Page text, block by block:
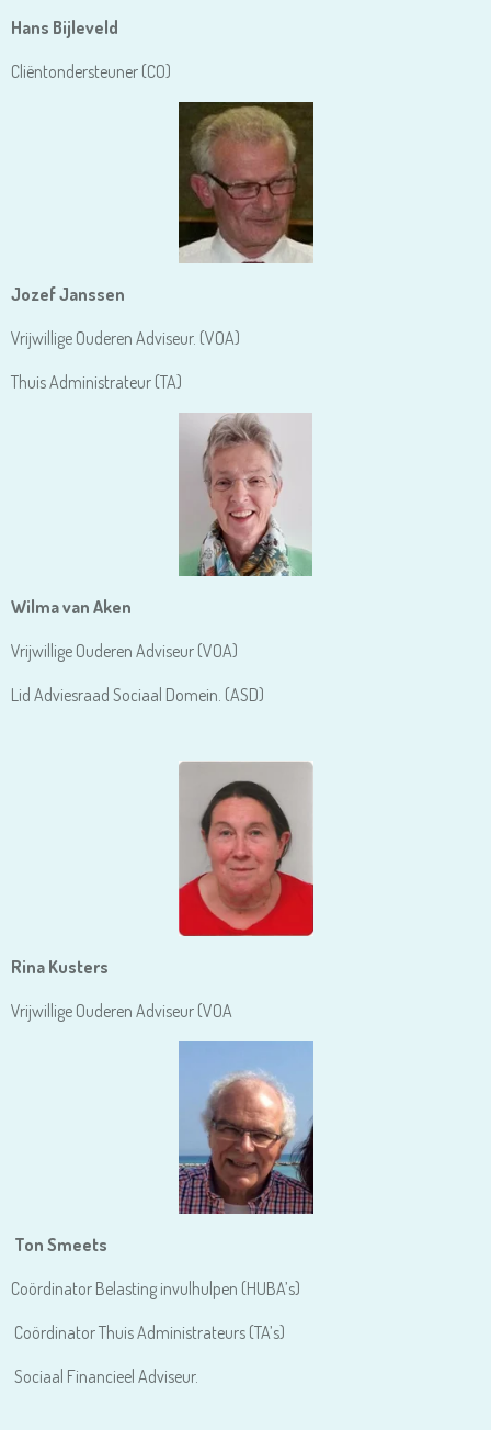
Hans Bijleveld
Cliëntondersteuner (CO)
Jozef Janssen
Vrijwillige Ouderen Adviseur. (VOA)
Thuis Administrateur (TA)
Wilma van Aken
Vrijwillige Ouderen Adviseur (VOA)
Lid Adviesraad Sociaal Domein. (ASD)
Rina Kusters
Vrijwillige Ouderen Adviseur (VOA
Ton Smeets
Coördinator Belasting invulhulpen (HUBA’s)
Coördinator Thuis Administrateurs (TA’s)
Sociaal Financieel Adviseur.